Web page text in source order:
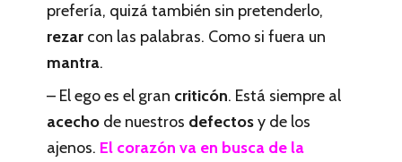
prefería, quizá también sin pretenderlo,
rezar con las palabras. Como si fuera un
mantra.
– El ego es el gran criticón. Está siempre al
acecho de nuestros defectosy de los
ajenos. El corazón va en busca de la